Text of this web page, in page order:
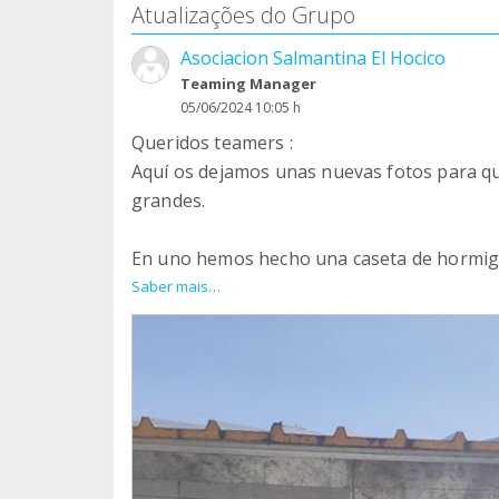
Atualizações do Grupo
Asociacion Salmantina El Hocico
Teaming Manager
05/06/2024 10:05 h
Queridos teamers :
Aquí os dejamos unas nuevas fotos para
grandes.
En uno hemos hecho una caseta de
mas un cerramiento completo del chenil
puedan escapar ni romperla . Las casetas
Estamos haciendo otro chenil grande
Los cheniles pequeños los utilizamos
que tengan que pasar la cuarentena o
animales puedan interactuar y no estén
Hasta pronto, amigos
Saber mais…